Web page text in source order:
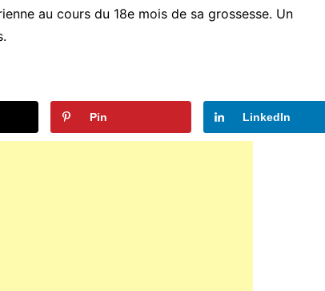
au cours du 18e mois de sa grossesse. Un
Pin LinkedIn